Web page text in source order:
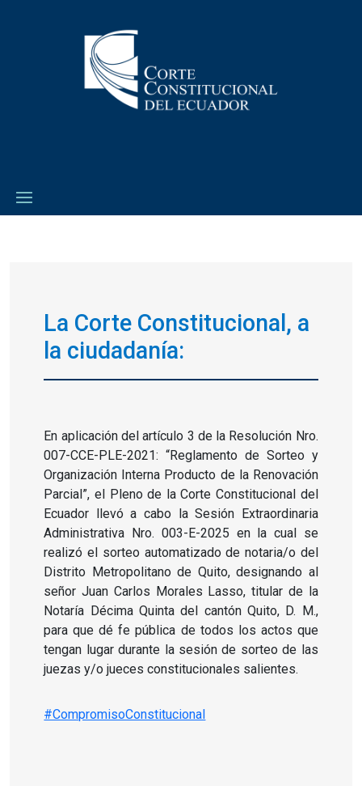
La Corte Constitucional, a
la ciudadanía:
En aplicación del artículo 3 de la Resolución Nro.
007-CCE-PLE-2021: “Reglamento de Sorteo y
Organización Interna Producto de la Renovación
Parcial”, el Pleno de la Corte Constitucional del
Ecuador llevó a cabo la Sesión Extraordinaria
Administrativa Nro. 003-E-2025 en la cual se
realizó el sorteo automatizado de notaria/o del
Distrito Metropolitano de Quito, designando al
señor Juan Carlos Morales Lasso, titular de la
Notaría Décima Quinta del cantón Quito, D. M.,
para que dé fe pública de todos los actos que
tengan lugar durante la sesión de sorteo de las
juezas y/o jueces constitucionales salientes.
#CompromisoConstitucional